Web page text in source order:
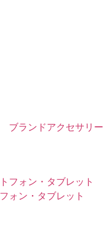
ブランドアクセサリー
ォン・タブレット